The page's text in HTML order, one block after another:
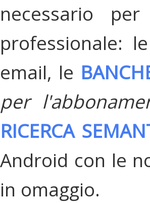
necessario
professionale: le
email, le
per
RICERCA
Android con le
in omaggio.